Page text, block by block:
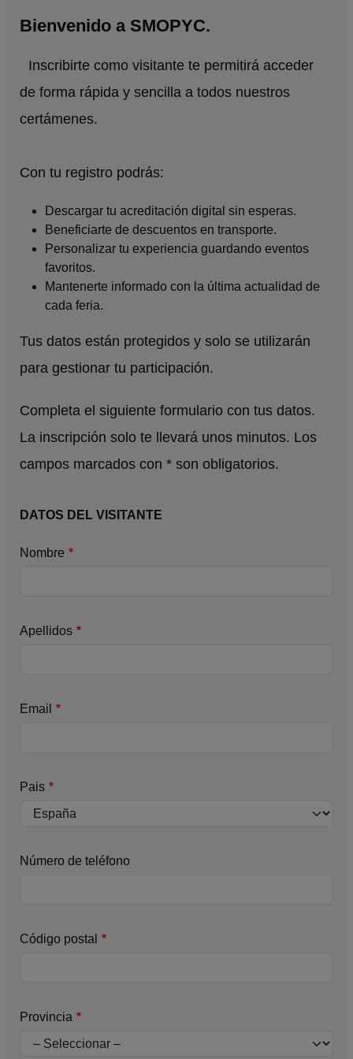
Bienvenido a SMOPYC.
Inscribirte como visitante te permitirá acceder
de forma rápida y sencilla a todos nuestros
certámenes.
Con tu registro podrás:
Descargar tu acreditación digital sin esperas.
Beneficiarte de descuentos en transporte.
Personalizar tu experiencia guardando eventos
favoritos.
Mantenerte informado con la última actualidad de
cada feria.
Tus datos están protegidos y solo se utilizarán
para gestionar tu participación.
Completa el siguiente formulario con tus datos.
La inscripción solo te llevará unos minutos. Los
campos marcados con * son obligatorios.
DATOS DEL VISITANTE
Nombre
Apellidos
Email
Pais
Número de teléfono
Código postal
Provincia